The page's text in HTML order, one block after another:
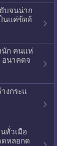
บจนน่าก
นแค่ข้ออ้
นัก คนแห่
อนาคตจ
งกระแ
ทั่วเมือ
ดหลอกด